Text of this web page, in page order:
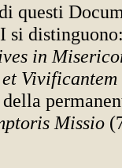
questi
si
in
Vivificantem
Missio